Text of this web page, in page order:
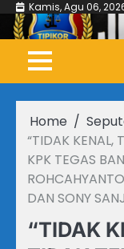
Skip
content
Kamis, Agu 06,
Home
“TIDAK KENAL,
KPK TEGAS
DAN SONY
“TIDAK